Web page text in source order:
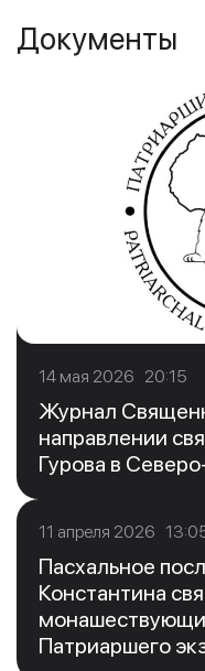
Документы
14 мая 2026 20:15
Журнал
направлении
Гурова в
11 апреля 2026
Пасхальное
Константина
Патриаршего